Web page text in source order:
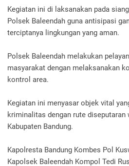
Kegiatan ini di laksanakan pada
Polsek Baleendah guna antisipasi
terciptanya lingkungan yang aman.
Polsek Baleendah melakukan
masyarakat dengan melaksanakan
kontrol area.
Kegiatan ini menyasar objek vital
kriminalitas dengan rute diseputaran
Kabupaten Bandung.
Kapolresta Bandung Kombes Pol
Kapolsek Baleendah Kompol Tedi